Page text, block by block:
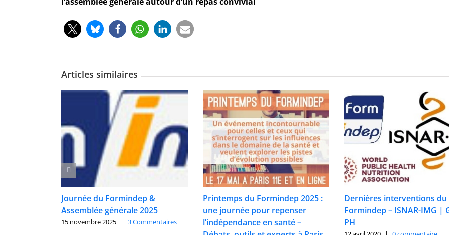
Articles similaires
Journée du Formindep &
Assemblée générale 2025
15 novembre 2025 | 3 Commentaires
Printemps du Formindep 2025 :
une journée pour repenser
l’indépendance en santé –
Dernières interventions du
Formindep – ISNAR-IMG |
PH